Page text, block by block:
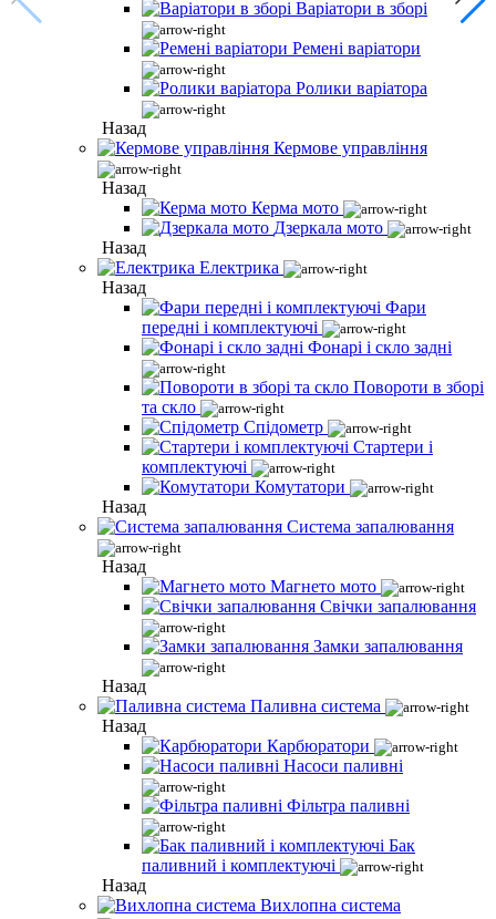
Варіатори в зборі
Ремені варіатори
Ролики варіатора
Назад
Кермове управління
Назад
Керма мото
Дзеркала мото
Назад
Електрика
Назад
Фари
передні і комплектуючі
Фонарі і скло задні
Повороти в зборі
та скло
Спідометр
Стартери і
комплектуючі
Комутатори
Назад
Система запалювання
Назад
Магнето мото
Свічки запалювання
Замки запалювання
Назад
Паливна система
Назад
Карбюратори
Насоси паливні
Фільтра паливні
Бак
паливний і комплектуючі
Назад
Вихлопна система